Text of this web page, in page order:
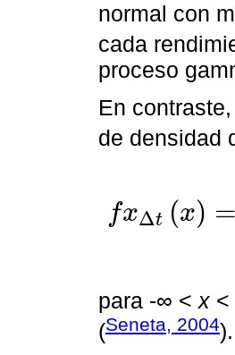
normal con
cada
proceso
En
de densidad
fxΔt (x) =
x ∆tx=2ex θ x-μ σ2 ∆tv2
para -∞ < x <
(Seneta, 2004).